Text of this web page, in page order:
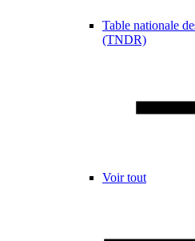
Table nationale
(TNDR)
Voir tout